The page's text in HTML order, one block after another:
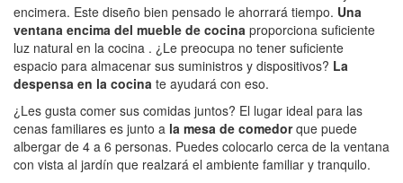
encimera. Este diseño bien pensado le ahorrará tiempo. Una
ventana encima del mueble de cocina proporciona suficiente
luz natural en la cocina . ¿Le preocupa no tener suficiente
espacio para almacenar sus suministros y dispositivos? La
despensa en la cocina te ayudará con eso.
¿Les gusta comer sus comidas juntos? El lugar ideal para las
cenas familiares es junto a la mesa de comedorque puede
albergar de 4 a 6 personas. Puedes colocarlo cerca de la ventana
con vista al jardín que realzará el ambiente familiar y tranquilo.